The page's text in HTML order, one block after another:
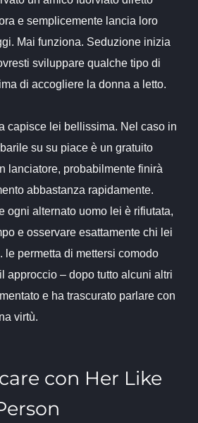
e semplicemente lancia loro
Mai funziona. Seduzione inizia
sviluppare qualche tipo di
di accogliere la donna a letto.
capisce lei bellissima. Nel caso in
su su piace è un gratuito
lanciatore, probabilmente finirà
abbastanza rapidamente.
ogni alternato uomo lei è rifiutata,
e osservare esattamente chi lei
le permetta di mettersi comodo
approccio – dopo tutto alcuni altri
e ha trascurato parlare con
virtù.
con Her Like